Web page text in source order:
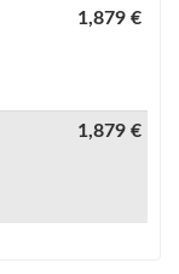
1,879 €
1,879 €